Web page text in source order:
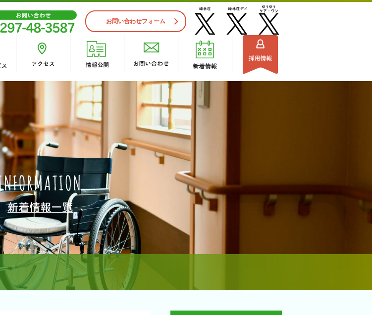
お問い合わせフォーム
峰林会 施設概要 ・沿革 ・組織図
・入居申込から入所するまでの流れ
・ご利用できる方
） イベント紹介
・あかり居宅介護支援事業所
施設見学のご案内
ゆうゆうケア・ワン デイサービスセンター
スタッフインタビュー